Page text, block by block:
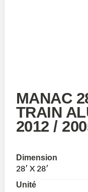
MANAC
TRAIN
2012 /
Dimension
28′ X 28′
Unité